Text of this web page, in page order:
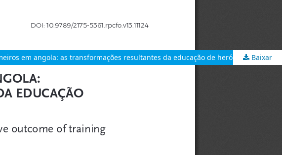
em angola: as transformações resultantes da educação de heróis pioneiros
Baixar